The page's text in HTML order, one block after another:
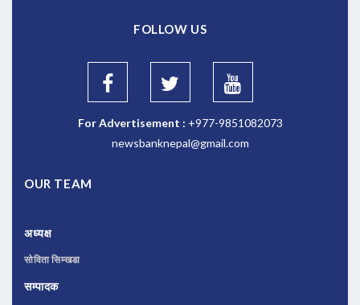
FOLLOW US
For Advertisement : +977-9851082073
newsbanknepal@gmail.com
OUR TEAM
अध्यक्ष
सोविता सिम्खडा
सम्पादक